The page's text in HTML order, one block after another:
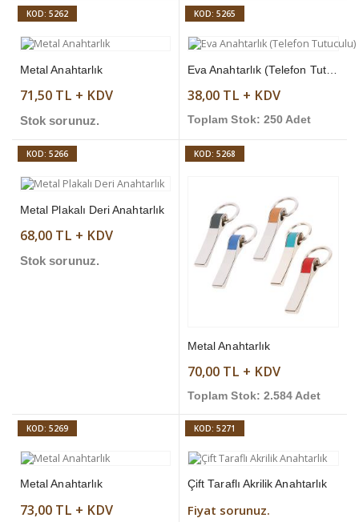
KOD: 5262
Metal Anahtarlık
71,50 TL + KDV
Stok sorunuz.
KOD: 5265
Eva Anahtarlık (Telefon Tutuculu)
38,00 TL + KDV
Toplam Stok: 250 Adet
KOD: 5266
Metal Plakalı Deri Anahtarlık
68,00 TL + KDV
Stok sorunuz.
KOD: 5268
Metal Anahtarlık
70,00 TL + KDV
Toplam Stok: 2.584 Adet
KOD: 5269
Metal Anahtarlık
73,00 TL + KDV
KOD: 5271
Çift Taraflı Akrilik Anahtarlık
Fiyat sorunuz.